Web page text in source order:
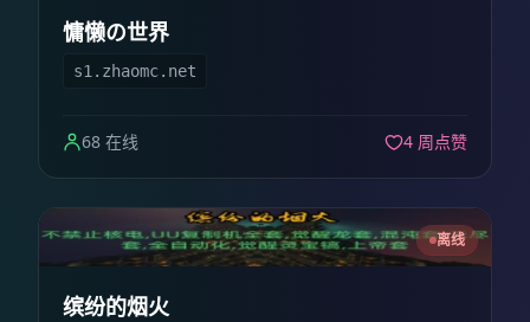
慵懒の世界
s1.zhaomc.net
68 在线 4 周点赞
离线
缤纷的烟火